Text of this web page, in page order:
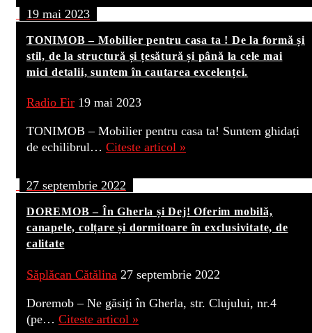
19 mai 2023
TONIMOB – Mobilier pentru casa ta ! De la formă și
stil, de la structură și țesătură și până la cele mai
mici detalii, suntem în cautarea excelenței.
Radio Fir 19 mai 2023
TONIMOB – Mobilier pentru casa ta! Suntem ghidați
de echilibrul… Citeste articol »
27 septembrie 2022
DOREMOB – În Gherla și Dej! Oferim mobilă,
canapele, colțare și dormitoare în exclusivitate, de
calitate
Săplăcan Cătălina 27 septembrie 2022
Doremob – Ne găsiți în Gherla, str. Clujului, nr.4
(pe… Citeste articol »